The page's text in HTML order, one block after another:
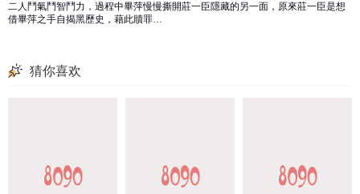
二人鬥氣鬥智鬥力，過程中畢萍慢慢撕開莊一臣隱藏的另一面，原來莊一臣是想
借畢萍之手自揭黑歷史，藉此贖罪…
猜你喜欢